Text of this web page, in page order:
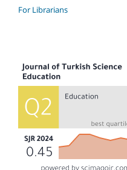
For Librarians